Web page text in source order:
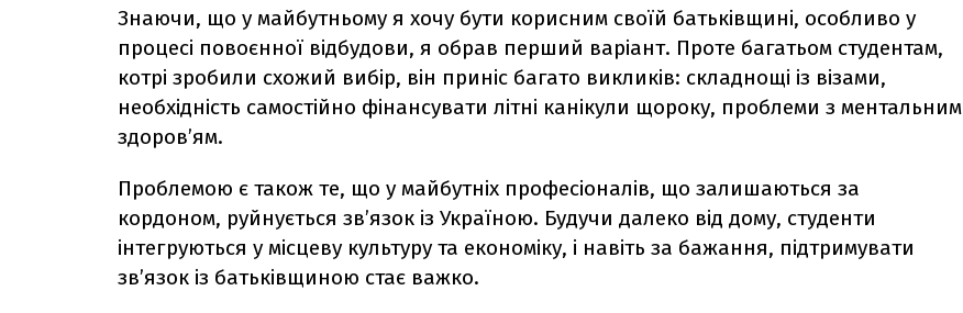
Знаючи, що у майбутньому я хочу бути корисним своїй батьківщині, особливо у
процесі повоєнної відбудови, я обрав перший варіант. Проте багатьом студентам,
котрі зробили схожий вибір, він приніс багато викликів: складнощі із візами,
необхідність самостійно фінансувати літні канікули щороку, проблеми з ментальним
здоров’ям.
Проблемою є також те, що у майбутніх професіоналів, що залишаються за
кордоном, руйнується зв’язок із Україною. Будучи далеко від дому, студенти
інтегруються у місцеву культуру та економіку, і навіть за бажання, підтримувати
зв’язок із батьківщиною стає важко.